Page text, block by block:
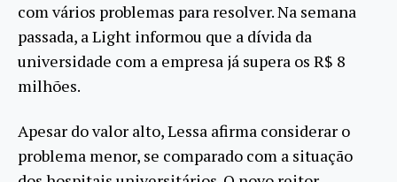
com vários problemas para resolver. Na semana
passada, a Light informou que a dívida da
universidade com a empresa já supera os R$ 8
milhões.
Apesar do valor alto, Lessa afirma considerar o
problema menor, se comparado com a situação